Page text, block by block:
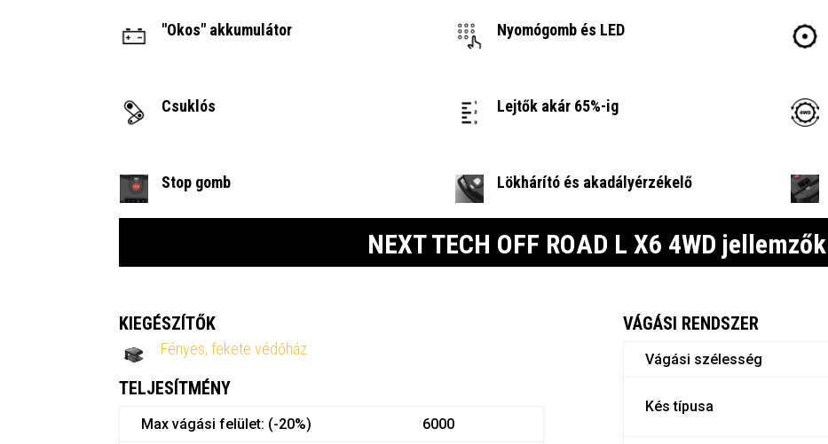
"Okos" akkumulátor Nyomógomb és LED
Csuklós Lejtők akár 65%-ig
Stop gomb Lökhárító és akadályérzékelő
NEXT TECH OFF ROAD L X6 4WD jellemzők
KIEGÉSZÍTŐK
Fényes, fekete védőház
TELJESÍTMÉNY
Max vágási felület: (-20%) 6000
VÁGÁSI RENDSZER
Vágási szélesség
Kés típusa